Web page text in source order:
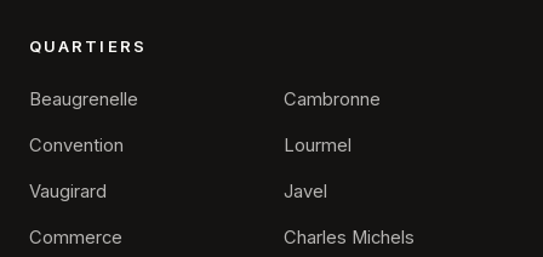
QUARTIERS
Beaugrenelle
Convention
Vaugirard
Commerce
Cambronne
Lourmel
Javel
Charles Michels